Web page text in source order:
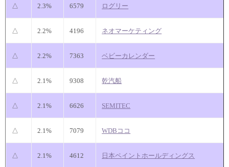
△ 2.3% 6579 ログリー
△ 2.2% 4196 ネオマーケティング
△ 2.2% 7363 ベビーカレンダー
△ 2.1% 9308 乾汽船
△ 2.1% 6626 SEMITEC
△ 2.1% 7079 WDBココ
△ 2.1% 4612 日本ペイントホールディングス